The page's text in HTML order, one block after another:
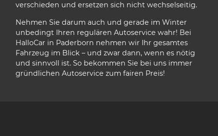
verschieden und ersetzen sich nicht wechselseitig.
Nehmen Sie darum auch und gerade im Winter
unbedingt Ihren regulären Autoservice wahr! Bei
HalloCar in Paderborn nehmen wir Ihr gesamtes
Fahrzeug im Blick – und zwar dann, wenn es nötig
und sinnvoll ist. So bekommen Sie bei uns immer
gründlichen Autoservice zum fairen Preis!